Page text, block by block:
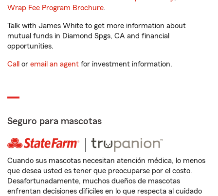
Wrap Fee Program Brochure.
Talk with James White to get more information about
mutual funds in Diamond Spgs, CA and financial
opportunities.
Call or email an agent for investment information.
Seguro para mascotas
Cuando sus mascotas necesitan atención médica, lo menos
que desea usted es tener que preocuparse por el costo.
Desafortunadamente, muchos dueños de mascotas
enfrentan decisiones difíciles en lo que respecta al cuidado